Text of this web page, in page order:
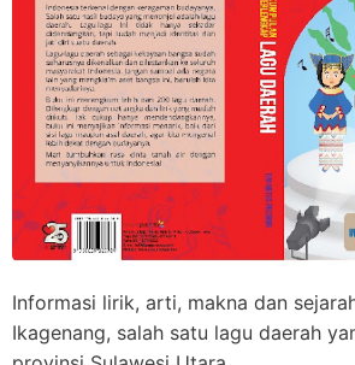
Informasi lirik, arti, makna dan
Ikagenang, salah satu lagu daerah